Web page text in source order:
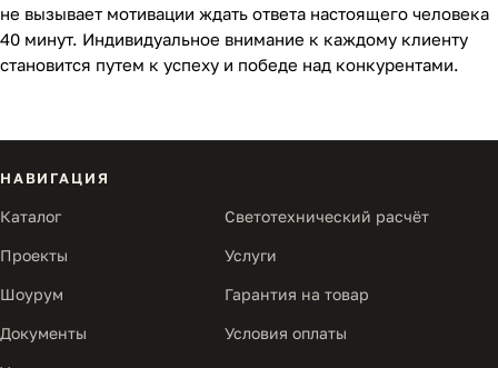
не вызывает мотивации ждать ответа настоящего человека
40 минут. Индивидуальное внимание к каждому клиенту
становится путем к успеху и победе над конкурентами.
НАВИГАЦИЯ
Каталог Светотехнический расчёт
Проекты Услуги
Шоурум Гарантия на товар
Документы Условия оплаты